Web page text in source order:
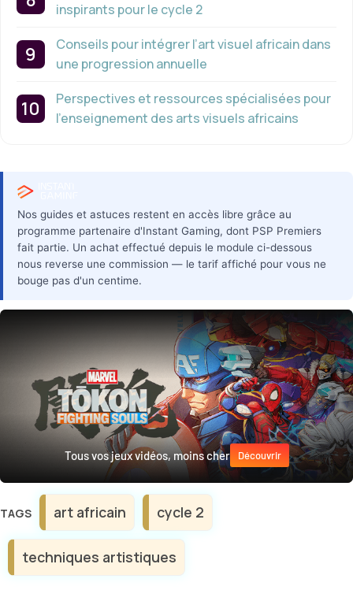
inspirants pour le cycle 2
Conseils pour intégrer l’art visuel africain dans
une progression annuelle
Perspectives et ressources spécialisées pour
l’enseignement des arts visuels africains
Nos guides et astuces restent en accès libre grâce au
programme partenaire d'Instant Gaming, dont PSP Premiers
fait partie. Un achat effectué depuis le module ci-dessous
nous reverse une commission — le tarif affiché pour vous ne
bouge pas d'un centime.
Tous vos jeux vidéos, moins cher Découvrir
Étiquettes
art africain cycle 2
techniques artistiques